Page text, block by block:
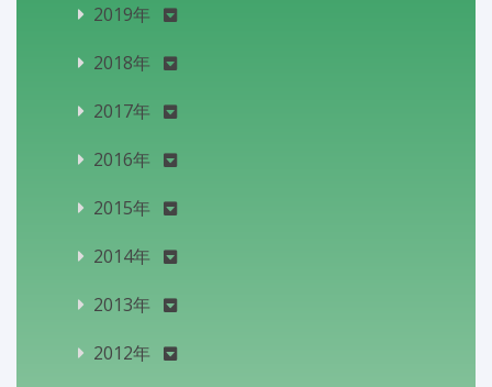
2019年
2018年
2017年
2016年
2015年
2014年
2013年
2012年